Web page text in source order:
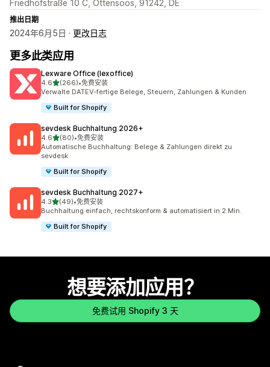
Friedhofstraße 10 C, Ottensoos, 91242, DE
推出日期
2024年6月5日 · 更改日志
更多此类应用
Lexware Office (lexoffice)
4.6星（满分 5 星）
(266)
总共 266 条评论
•免费安装
Verwalte DATEV-fertige Belege, Steuern, Zahlungen & Kunden
Built for Shopify
sevdesk Buchhaltung 2026+
4.6星（满分 5 星）
(80)
总共 80 条评论
•免费安装
Automatische Buchhaltung: Belege & Zahlungen direkt zu
sevdesk
Built for Shopify
sevdesk Buchhaltung 2027+
4.3星（满分 5 星）
(49)
总共 49 条评论
•免费安装
Buchhaltung einfach, rechtskonform & automatisiert in 2 Min.
Built for Shopify
想要添加应用？
免费试用 Shopify 3 天